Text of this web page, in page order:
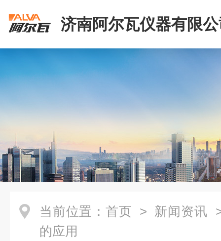
济南阿尔瓦仪器有限
当前位置： 首页 > 新闻资讯
的应用